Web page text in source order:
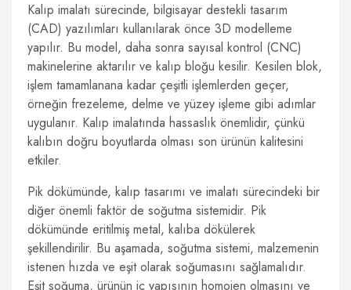
Kalıp imalatı sürecinde, bilgisayar destekli tasarım
(CAD) yazılımları kullanılarak önce 3D modelleme
yapılır. Bu model, daha sonra sayısal kontrol (CNC)
makinelerine aktarılır ve kalıp bloğu kesilir. Kesilen blok,
işlem tamamlanana kadar çeşitli işlemlerden geçer,
örneğin frezeleme, delme ve yüzey işleme gibi adımlar
uygulanır. Kalıp imalatında hassaslık önemlidir, çünkü
kalıbın doğru boyutlarda olması son ürünün kalitesini
etkiler.
Pik dökümünde, kalıp tasarımı ve imalatı sürecindeki bir
diğer önemli faktör de soğutma sistemidir. Pik
dökümünde eritilmiş metal, kalıba dökülerek
şekillendirilir. Bu aşamada, soğutma sistemi, malzemenin
istenen hızda ve eşit olarak soğumasını sağlamalıdır.
Eşit soğuma, ürünün iç yapısının homojen olmasını ve